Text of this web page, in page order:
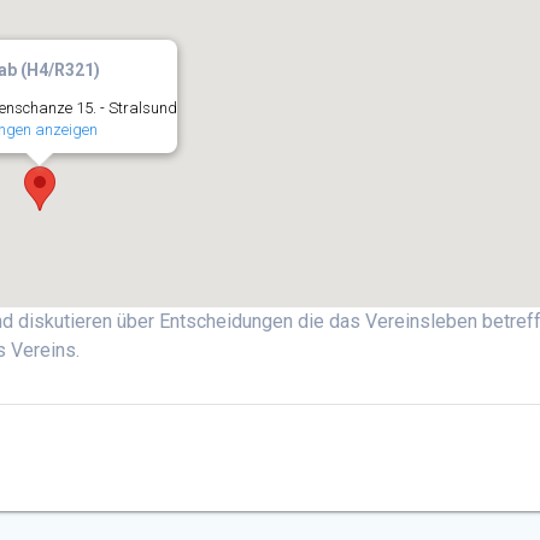
(H4/R321)
15. - Stralsund
anzeigen
diskutieren über Entscheidungen die das Vereinsleben
Vereins.